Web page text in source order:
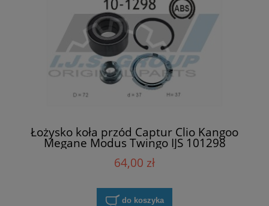
Łożysko koła przód Captur Clio Kangoo
Megane Modus Twingo IJS 101298
64,00 zł
do koszyka